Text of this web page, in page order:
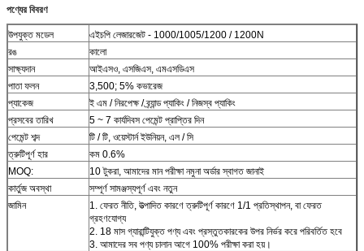
পণ্যের বিবরণ
উপযুক্ত মডেল
এইচপি লেজারজেট - 1000/1005/1200 / 1200N
রঙ
কালো
সাক্ষ্যদান
আইএসও, এসজিএস, এমএসডিএস
পাতা ফলন
3,500; 5% কভারেজ
প্যাকেজ
ই এম / নিরপেক্ষ / ব্র্যান্ড প্যাকিং / নিজস্ব প্যাকিং
প্রসবের তারিখ
5 ~ 7 কার্যদিবস পেমেন্ট প্রাপ্তির দিন
পেমেন্ট শব্দ
টি / টি, ওয়েস্টার্ন ইউনিয়ন, এল / সি
ত্রুটিপূর্ণ হার
কম 0.6%
MOQ:
10 টুকরা, আমাদের মান পরীক্ষা নমুনা অর্ডার স্বাগত জানাই
কার্তুজ অবস্থা
সম্পূর্ণ সামঞ্জস্যপূর্ণ এবং নতুন
জামিন
1. ফেরত নীতি, উত্পাদিত কারণে ত্রুটিপূর্ণ কারণে 1/1 প্রতিস্থাপন, বা ফেরত
গ্রহণযোগ্য
2. 18 মাস গ্যারান্টিযুক্ত পণ্য এবং প্রস্তুতকারকের উপর নির্ভর করে পরিবর্তিত হবে
3. আমাদের সব পণ্য চালান আগে 100% পরীক্ষা করা হয়।